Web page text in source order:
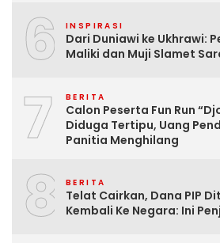
6 INSPIRASI
Dari Duniawi ke Ukhrawi:
Maliki dan Muji Slamet
7 BERITA
Calon Peserta Fun Run
Diduga Tertipu, Uang
Panitia Menghilang
8 BERITA
Telat Cairkan, Dana PIP
Kembali Ke Negara: Ini